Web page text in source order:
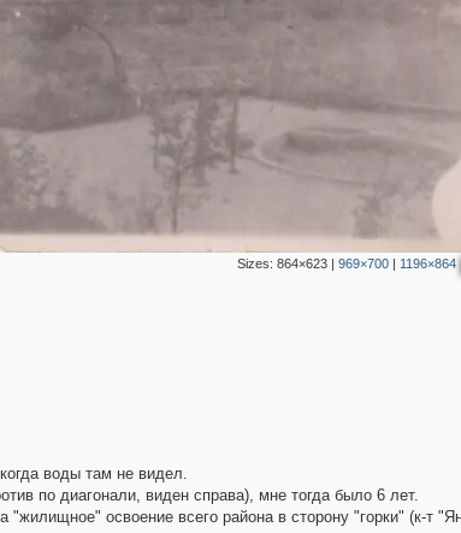
Sizes: 864×623| 969×700| 1196×864
воды там не видел.
по диагонали, виден справа), мне тогда было 6 лет.
освоение всего района в сторону "горки" (к-т